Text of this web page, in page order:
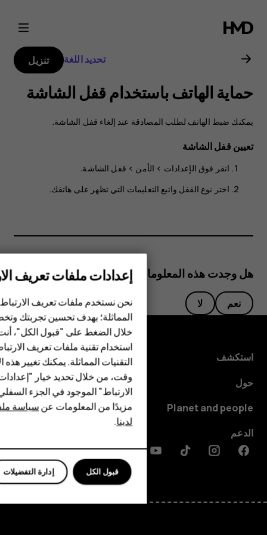
دليل
مستخدم
Nokia
G21
الهواتف الذكية
الهواتف المميزة
HMD Terra M
HMD DUB
HMD Watch
للأعمال
تحديد اللغة تنزيل
حماية الهاتف باستخدام قفل الشاشة
يمكنك ضبط الهاتف لطلب المصادقة عند إلغاء قفل الشاشة.
تعيين قفل الشاشة
انقر فوق الإعدادات > الأمن > قفل الشاشة.
اختر نوع القفل واتبع التعليمات التي تظهر على هاتفك.
هل وجدت هذه المعلومات مفيدة؟
نعم لا
استكشف
حول
Planet and people
الدعم
Facebook
Instagram
Tiktok
Youtube
Linkedin
Discord
إعدادات ملفات تعريف
نحن نستخدم ملفات تعريف
المماثلة؛ بهدف تحسين تجربتك
خلال الضغط على "قبول الكل"،
استخدام تقنية ملفات تعريف
التقنيات المماثلة. يمكنك تغيير
وقت، من خلال تحديد خيار
الارتباط" الموجود في الجزء
مزيدًا من المعلومات عنسياسة
لدينا.
إدارة التفضيلات قبول الكل